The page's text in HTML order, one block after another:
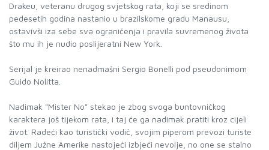
Drakeu, veteranu drugog svjetskog rata, koji se sredinom
pedesetih godina nastanio u brazilskome gradu Manausu,
ostavivši iza sebe sva ograničenja i pravila suvremenog života
što mu ih je nudio poslijeratni New York.
Serijal je kreirao nenadmašni Sergio Bonelli pod pseudonimom
Guido Nolitta.
Nadimak "Mister No" stekao je zbog svoga buntovničkog
karaktera još tijekom rata, i taj će ga nadimak pratiti kroz cijeli
život. Radeći kao turistički vodič, svojim piperom prevozi turiste
diljem Južne Amerike nastojeći izbjeći nevolje, no one se stalno